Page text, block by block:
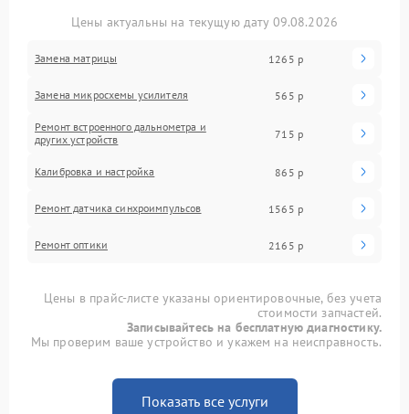
Цены актуальны на текущую дату 09.08.2026
Замена матрицы 1265 р
Замена микросхемы усилителя 565 р
Ремонт встроенного дальнометра и
других устройств
715 р
Калибровка и настройка 865 р
Ремонт датчика синхроимпульсов 1565 р
Ремонт оптики 2165 р
Цены в прайс-листе указаны ориентировочные, без учета
стоимости запчастей.
Записывайтесь на бесплатную диагностику.
Мы проверим ваше устройство и укажем на неисправность.
Показать все услуги